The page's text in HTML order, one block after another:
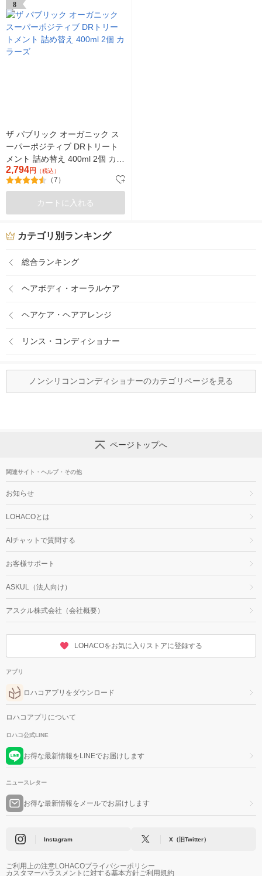
8
ザ パブリック オーガニック ス
ーパーポジティブ DRトリート
メント 詰め替え 400ml 2個 カラ
ーズ
2,794円 （税込）
（7）
カートに入れる
カテゴリ別ランキング
総合ランキング
ヘアボディ・オーラルケア
ヘアケア・ヘアアレンジ
リンス・コンディショナー
ノンシリコンコンディショナーのカテゴリページを見る
ページトップへ
関連サイト・ヘルプ・その他
お知らせ
LOHACOとは
AIチャットで質問する
お客様サポート
ASKUL（法人向け）
アスクル株式会社（会社概要）
LOHACOをお気に入りストアに登録する
アプリ
ロハコアプリをダウンロード
ロハコアプリについて
ロハコ公式LINE
お得な最新情報をLINEでお届けします
ニュースレター
お得な最新情報をメールでお届けします
Instagram X（旧Twitter）
ご利用上の注意LOHACOプライバシーポリシー
カスタマーハラスメントに対する基本方針ご利用規約